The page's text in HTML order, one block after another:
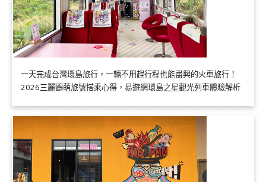
一天完成台灣環島旅行，一輛不用趕行程也能盡興的火車旅行！
2026三麗鷗萌旅號搭乘心得，易遊網環島之星觀光列車體驗解析